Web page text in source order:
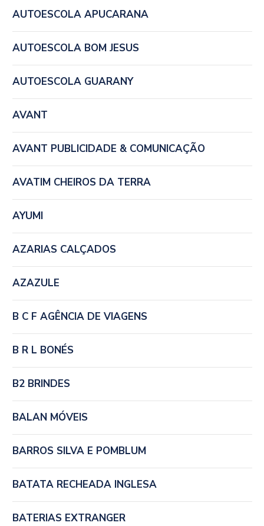
AUTOESCOLA APUCARANA
AUTOESCOLA BOM JESUS
AUTOESCOLA GUARANY
AVANT
AVANT PUBLICIDADE & COMUNICAÇÃO
AVATIM CHEIROS DA TERRA
AYUMI
AZARIAS CALÇADOS
AZAZULE
B C F AGÊNCIA DE VIAGENS
B R L BONÉS
B2 BRINDES
BALAN MÓVEIS
BARROS SILVA E POMBLUM
BATATA RECHEADA INGLESA
BATERIAS EXTRANGER